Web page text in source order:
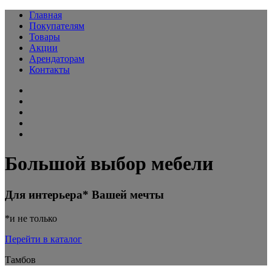
Главная
Покупателям
Товары
Акции
Арендаторам
Контакты
Большой выбор мебели
Для интерьера* Вашей мечты
*и не только
Перейти в каталог
Тамбов